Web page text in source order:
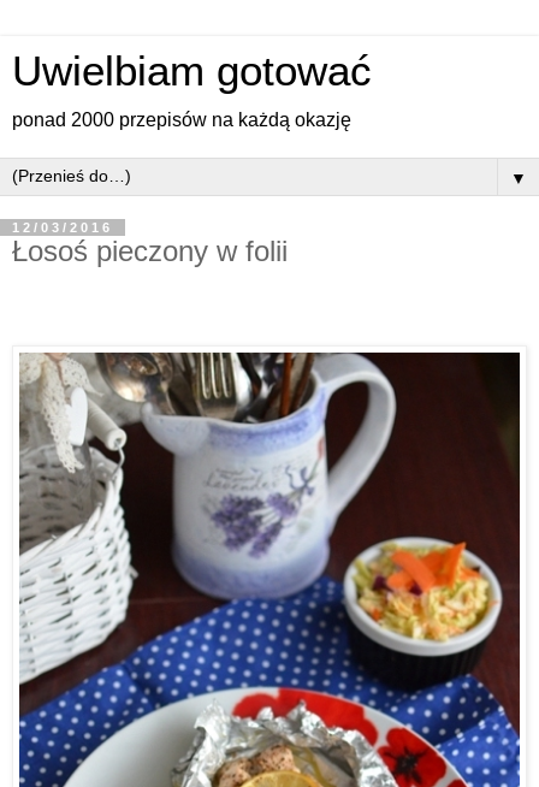
Uwielbiam gotować
ponad 2000 przepisów na każdą okazję
▼
12/03/2016
Łosoś pieczony w folii